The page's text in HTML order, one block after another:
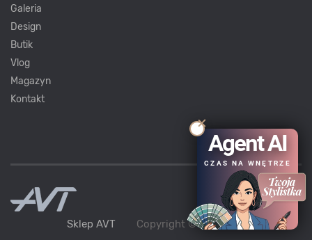
Galeria
Design
Butik
Vlog
Magazyn
Kontakt
Sklep AVT Copyright ©AVT2021
Agent AI
CZAS NA WNĘTRZE